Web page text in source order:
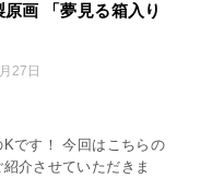
画 「夢見る箱入り
27日
です！ 今回はこちらの
介させていただきま